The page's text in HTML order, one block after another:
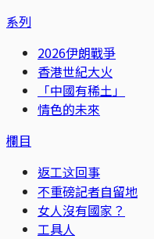
系列
2026伊朗戰爭
香港世紀大火
「中國有稀土」
情色的未來
欄目
返工这回事
不重磅記者自留地
女人沒有國家？
工具人